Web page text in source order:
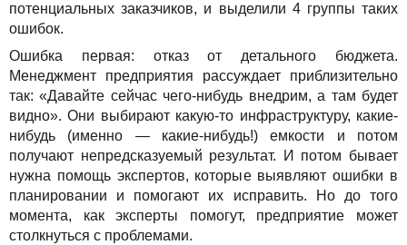
потенциальных заказчиков, и выделили 4 группы таких
ошибок.
Ошибка первая: отказ от детального бюджета.
Менеджмент предприятия рассуждает приблизительно
так: «Давайте сейчас чего-нибудь внедрим, а там будет
видно». Они выбирают какую-то инфраструктуру, какие-
нибудь (именно — какие-нибудь!) емкости и потом
получают непредсказуемый результат. И потом бывает
нужна помощь экспертов, которые выявляют ошибки в
планировании и помогают их исправить. Но до того
момента, как эксперты помогут, предприятие может
столкнуться с проблемами.